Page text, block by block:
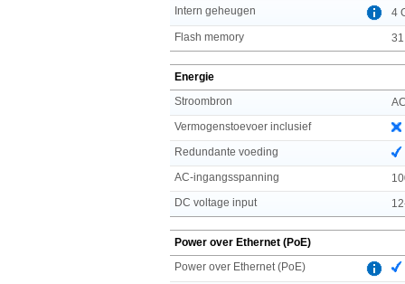
Intern geheugen
4
Flash memory
Energie
Stroombron
Vermogenstoevoer inclusief
Redundante voeding
AC-ingangsspanning
DC voltage input
Power over Ethernet (PoE)
Power over Ethernet (PoE)